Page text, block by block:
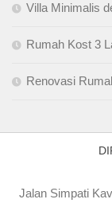
Villa Minimalis
Rumah Kost 3
Renovasi
Jalan Simpati